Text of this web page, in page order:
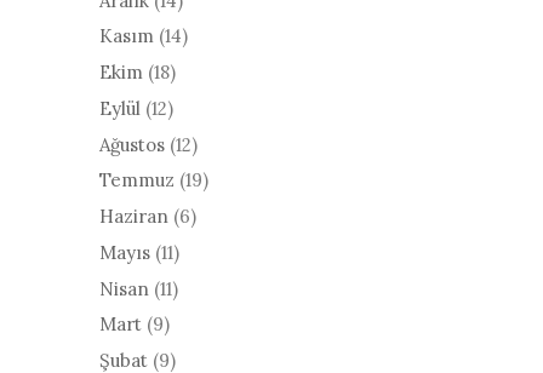
Kasım (14)
Ekim (18)
Eylül (12)
Ağustos (12)
Temmuz (19)
Haziran (6)
Mayıs (11)
Nisan (11)
Mart (9)
Şubat (9)